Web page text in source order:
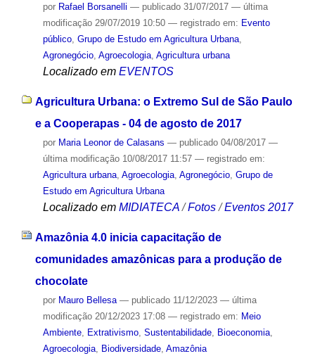
por Rafael Borsanelli — publicado31/07/2017 — última
modificação29/07/2019 10:50 — registrado em: Evento
público, Grupo de Estudo em Agricultura Urbana,
Agronegócio, Agroecologia, Agricultura urbana
Localizado em EVENTOS
Agricultura Urbana: o Extremo Sul de São Paulo
e a Cooperapas - 04 de agosto de 2017
por Maria Leonor de Calasans — publicado04/08/2017 —
última modificação10/08/2017 11:57 — registrado em:
Agricultura urbana, Agroecologia, Agronegócio, Grupo de
Estudo em Agricultura Urbana
Localizado em MIDIATECA /Fotos /Eventos 2017
Amazônia 4.0 inicia capacitação de
comunidades amazônicas para a produção de
chocolate
por Mauro Bellesa — publicado11/12/2023 — última
modificação20/12/2023 17:08 — registrado em: Meio
Ambiente, Extrativismo, Sustentabilidade, Bioeconomia,
Agroecologia, Biodiversidade, Amazônia